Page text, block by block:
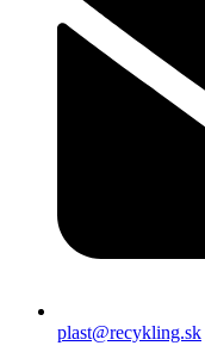
plast@recykling.sk